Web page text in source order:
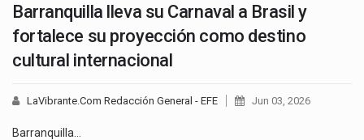
Barranquilla lleva su Carnaval a Brasil y
fortalece su proyección como destino
cultural internacional
LaVibrante.Com Redacción General - EFE Jun 03, 2026
Barranquilla…